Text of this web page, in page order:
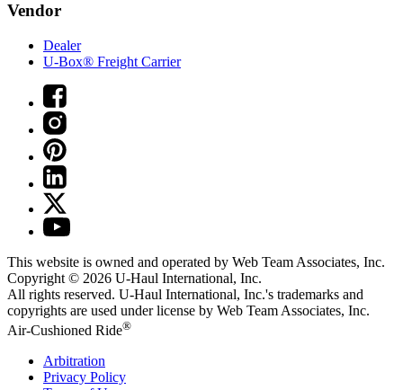
Vendor
Dealer
U-Box® Freight Carrier
This website is owned and operated by Web Team Associates, Inc.
Copyright © 2026 U-Haul International, Inc.
All rights reserved. U-Haul International, Inc.'s trademarks and
copyrights are used under license by Web Team Associates, Inc.
Air-Cushioned Ride®
Arbitration
Privacy Policy